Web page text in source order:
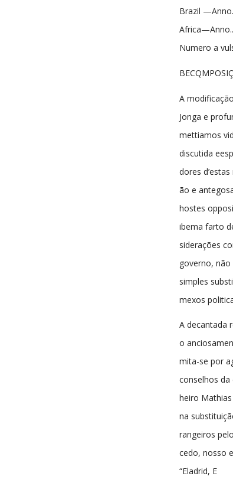
Brazil —Anno.
Africa—Anno..
Numero a
A
Jonga e
mettiamos
discutida
dores
ão e
hostes
ibema farto
siderações
governo, não
simples
mexos
A decantada
o
mita-se por
conselhos da
heiro
na
rangeiros
cedo, nosso
“Eladrid, E